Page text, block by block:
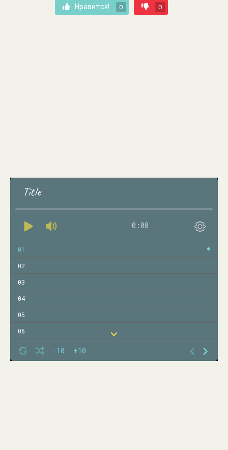
Нравится! 0 0
Title
0:00
-10 +10
01
02
03
04
05
06
07
08